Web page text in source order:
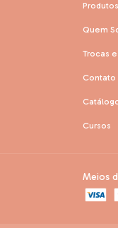
Produtos
Quem
Trocas
Contato
Cursos
Meios